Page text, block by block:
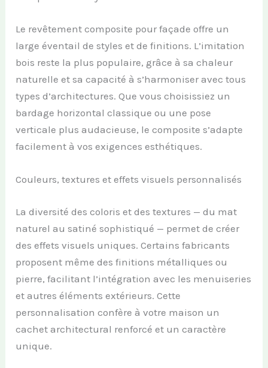
Le revêtement composite pour façade offre un
large éventail de styles et de finitions. L’imitation
bois reste la plus populaire, grâce à sa chaleur
naturelle et sa capacité à s’harmoniser avec tous
types d’architectures. Que vous choisissiez un
bardage horizontal classique ou une pose
verticale plus audacieuse, le composite s’adapte
facilement à vos exigences esthétiques.
Couleurs, textures et effets visuels personnalisés
La diversité des coloris et des textures — du mat
naturel au satiné sophistiqué — permet de créer
des effets visuels uniques. Certains fabricants
proposent même des finitions métalliques ou
pierre, facilitant l’intégration avec les menuiseries
et autres éléments extérieurs. Cette
personnalisation confère à votre maison un
cachet architectural renforcé et un caractère
unique.